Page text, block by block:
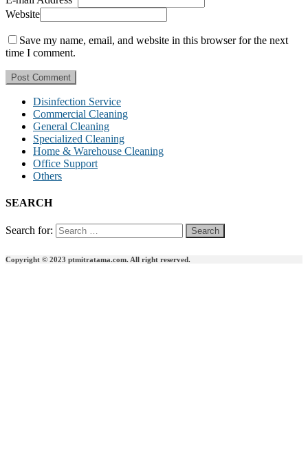
Website
Save my name, email, and website in this browser for the next
time I comment.
Disinfection Service
Commercial Cleaning
General Cleaning
Specialized Cleaning
Home & Warehouse Cleaning
Office Support
Others
SEARCH
Search for:
Copyright © 2023 ptmitratama.com. All right reserved.